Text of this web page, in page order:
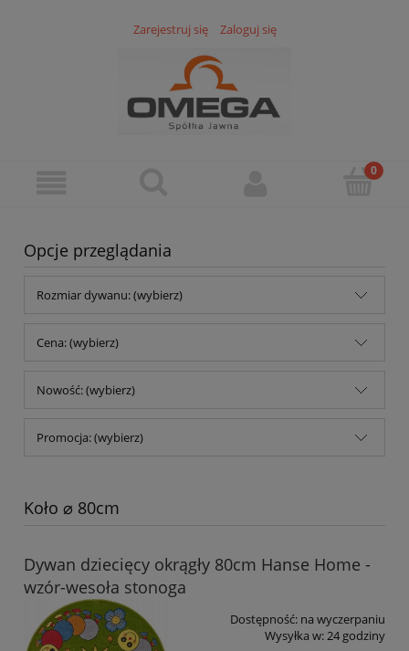
Zarejestruj się Zaloguj się
Opcje przeglądania
Rozmiar dywanu: (wybierz)
Cena: (wybierz)
Nowość: (wybierz)
Promocja: (wybierz)
Koło ⌀ 80cm
Dywan dziecięcy okrągły 80cm Hanse Home -
wzór-wesoła stonoga
Dostępność: na wyczerpaniu
Wysyłka w:24 godziny